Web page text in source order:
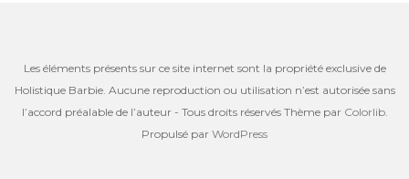
Les éléments présents sur ce site internet sont la propriété exclusive de
Holistique Barbie. Aucune reproduction ou utilisation n’est autorisée sans
l’accord préalable de l’auteur - Tous droits réservés Thème par Colorlib.
Propulsé par WordPress